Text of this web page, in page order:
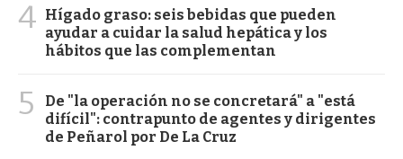
4 Hígado graso: seis bebidas que pueden
ayudar a cuidar la salud hepática y los
hábitos que las complementan
5
De "la operación no se concretará" a "está
difícil": contrapunto de agentes y dirigentes
de Peñarol por De La Cruz